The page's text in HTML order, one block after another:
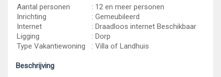
Aantal personen
: 12 en meer personen
Inrichting
: Gemeubileerd
Internet
: Draadloos internet Beschikbaar
Ligging
: Dorp
Type Vakantiewoning
: Villa of Landhuis
Beschrijving